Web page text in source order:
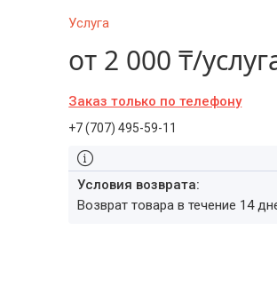
Услуга
от 2 000 ₸/
Заказ только по телефону
+7 (707) 495-59-11
возврат товара в течение 14